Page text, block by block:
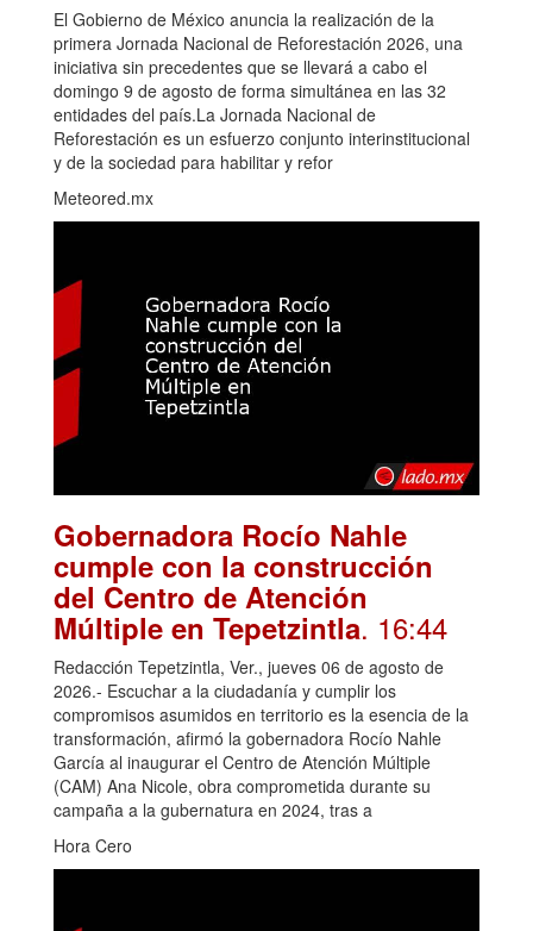
El Gobierno de México anuncia la realización de la
primera Jornada Nacional de Reforestación 2026, una
iniciativa sin precedentes que se llevará a cabo el
domingo 9 de agosto de forma simultánea en las 32
entidades del país.La Jornada Nacional de
Reforestación es un esfuerzo conjunto interinstitucional
y de la sociedad para habilitar y refor
Meteored.mx
Gobernadora Rocío Nahle
cumple con la construcción
del Centro de Atención
Múltiple en Tepetzintla. 16:44
Redacción Tepetzintla, Ver., jueves 06 de agosto de
2026.- Escuchar a la ciudadanía y cumplir los
compromisos asumidos en territorio es la esencia de la
transformación, afirmó la gobernadora Rocío Nahle
García al inaugurar el Centro de Atención Múltiple
(CAM) Ana Nicole, obra comprometida durante su
campaña a la gubernatura en 2024, tras a
Hora Cero